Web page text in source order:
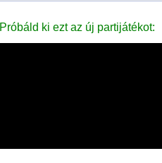
Próbáld ki ezt az új partijátékot: